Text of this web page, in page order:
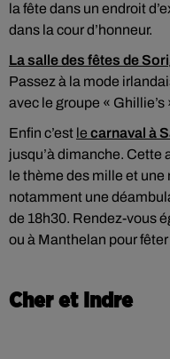
la fête dans un endroit
dans la cour d’honneur.
La salle des fêtes de
Passez à la mode
avec le groupe « Ghillie’s
Enfin c’est le carnaval à
jusqu’à dimanche. Cette
le thème des mille et
notamment une
de 18h30. Rendez-vous
ou à Manthelan pour
Cher et Indre